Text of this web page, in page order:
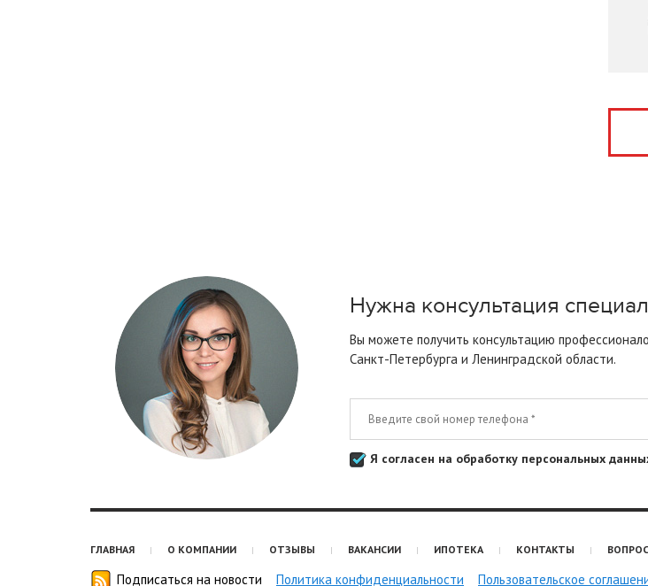
Нужна консультация
Вы можете получить консультацию
Санкт-Петербургаи Ленинградской области.
Я согласен на обработку персональных
ГЛАВНАЯ О КОМПАНИИ ОТЗЫВЫ ВАКАНСИИ ИПОТЕКА КОНТАКТЫ
Подписаться на новости Политика конфиденциальности Пользовательское